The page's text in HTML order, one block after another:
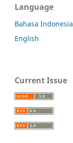
Language
Bahasa Indonesia
English
Current Issue